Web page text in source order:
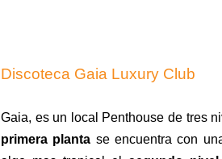
Discoteca Gaia Luxury Club
Gaia, es un local Penthouse de tres
primera planta se encuentra con